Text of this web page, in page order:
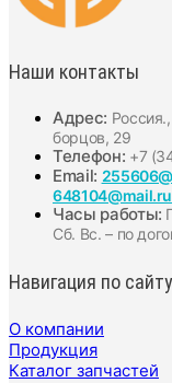
Наши контакты
Адрес:
борцов, 29
Телефон: +7
Email:
648104@mail.ru
Часы работы:
Сб. Вс. – по
Навигация по сайту
О компании
Продукция
Каталог запчастей